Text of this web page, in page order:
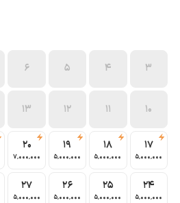
3
4
5
6
10
11
12
13
17
5٬000٬000
18
5٬000٬000
19
5٬000٬000
20
7٬000٬000
24
5٬000٬000
25
5٬000٬000
26
5٬000٬000
27
5٬000٬000